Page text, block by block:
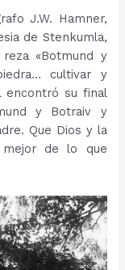
J.W. Hamner,
de Stenkumla,
«Botmund y
cultivar y
encontró su final
y Botraiv y
Que Dios y la
de lo que